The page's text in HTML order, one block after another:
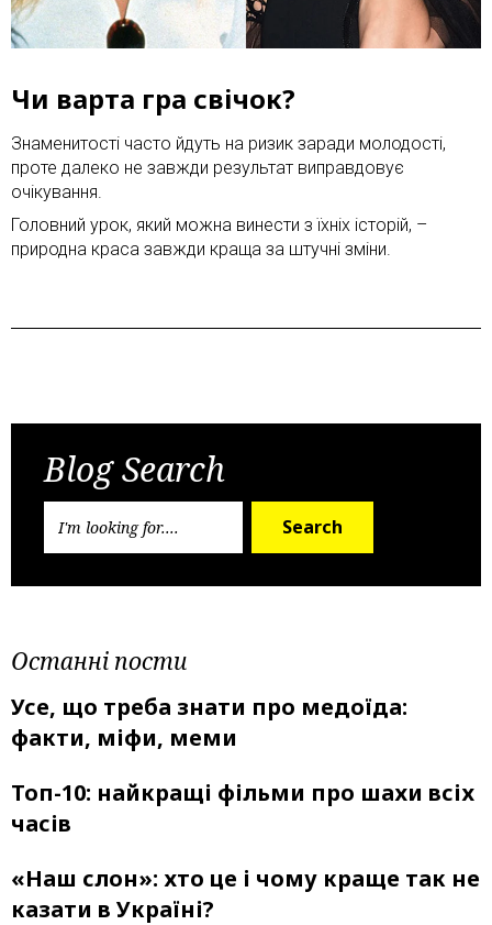
Чи варта гра свічок?
Знаменитості часто йдуть на ризик заради молодості,
проте далеко не завжди результат виправдовує
очікування.
Головний урок, який можна винести з їхніх історій, –
природна краса завжди краща за штучні зміни.
Blog Search
Search
Останні пости
Усе, що треба знати про медоїда:
факти, міфи, меми
Топ-10: найкращі фільми про шахи всіх
часів
«Наш слон»: хто це і чому краще так не
казати в Україні?